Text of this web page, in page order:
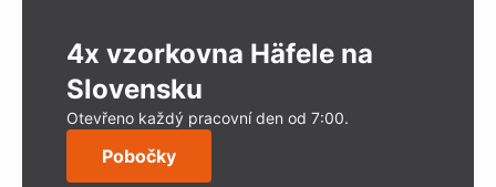
4x vzorkovna Häfele na
Slovensku
Otevřeno každý pracovní den od 7:00.
Pobočky